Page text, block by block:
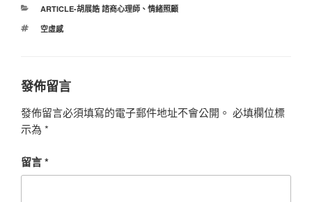
分
ARTICLE-胡展誥 諮商心理師、 情緒照顧
標
空虛感
發佈留言
發佈留言必須填寫的電子郵件地址不會公開。 必填欄位標
示為 *
留言*